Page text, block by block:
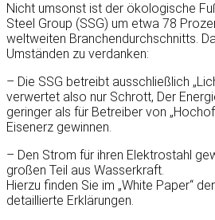
Nicht umsonst ist der ökologische
Steel Group (SSG) um etwa 78
weltweiten Branchendurchschnitts.
Umständen zu verdanken:
– Die SSG betreibt ausschließlich
verwertet also nur Schrott, Der
geringer als für Betreiber von
Eisenerz gewinnen.
– Den Strom für ihren Elektrostahl
großen Teil aus Wasserkraft.
Hierzu finden Sie im „White Paper“
detaillierte Erklärungen.